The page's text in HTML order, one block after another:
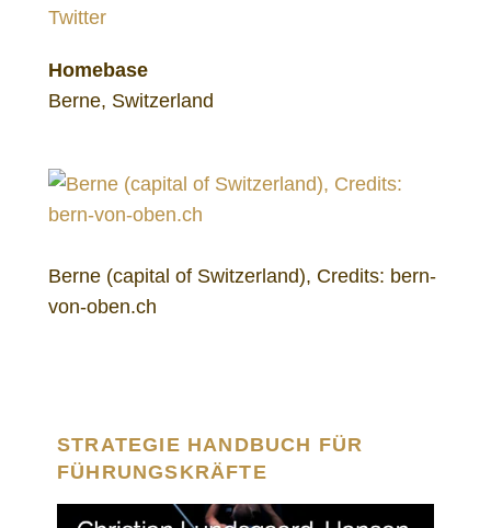
Twitter
Homebase
Berne, Switzerland
Berne (capital of Switzerland), Credits: bern-
von-oben.ch
STRATEGIE HANDBUCH FÜR
FÜHRUNGSKRÄFTE